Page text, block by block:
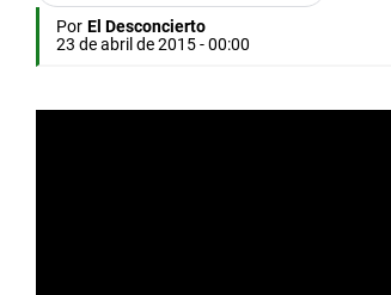
Por El Desconcierto
23 de abril de 2015 - 00:00